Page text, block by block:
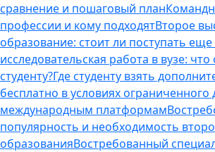
сравнение и пошаговый план
профессии и кому подходятВторое
образование: стоит ли поступать еще
исследовательская работа в вузе: что
студенту?Где студенту взять
бесплатно в условиях ограниченного
международным платформам
популярность и необходимость
образованияВостребованный